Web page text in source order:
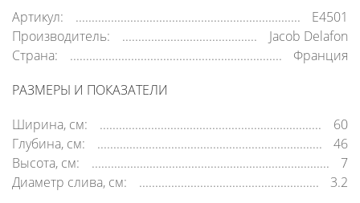
Артикул:
E4501
Производитель:
Jacob Delafon
Страна:
Франция
РАЗМЕРЫ И ПОКАЗАТЕЛИ
Ширина, см:
60
Глубина, см:
46
Высота, см:
7
Диаметр слива, см:
3.2